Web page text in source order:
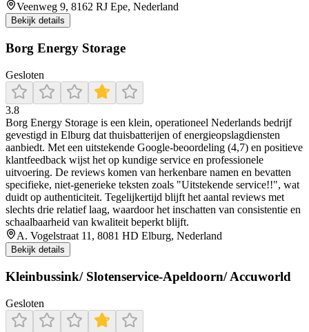
Veenweg 9, 8162 RJ Epe, Nederland
Bekijk details
Borg Energy Storage
Gesloten
3.8
Borg Energy Storage is een klein, operationeel Nederlands bedrijf
gevestigd in Elburg dat thuisbatterijen of energieopslagdiensten
aanbiedt. Met een uitstekende Google‑beoordeling (4,7) en positieve
klantfeedback wijst het op kundige service en professionele
uitvoering. De reviews komen van herkenbare namen en bevatten
specifieke, niet‑generieke teksten zoals "Uitstekende service!!", wat
duidt op authenticiteit. Tegelijkertijd blijft het aantal reviews met
slechts drie relatief laag, waardoor het inschatten van consistentie en
schaalbaarheid van kwaliteit beperkt blijft.
A. Vogelstraat 11, 8081 HD Elburg, Nederland
Bekijk details
Kleinbussink/ Slotenservice-Apeldoorn/ Accuworld
Gesloten